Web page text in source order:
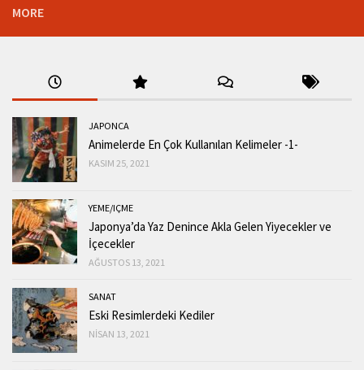
MORE
JAPONCA
Animelerde En Çok Kullanılan Kelimeler -1-
KASIM 25, 2021
YEME/IÇME
Japonya’da Yaz Denince Akla Gelen Yiyecekler ve
İçecekler
AĞUSTOS 13, 2021
SANAT
Eski Resimlerdeki Kediler
NISAN 13, 2021